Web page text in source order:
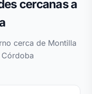
cercanas a
cerca de Montilla